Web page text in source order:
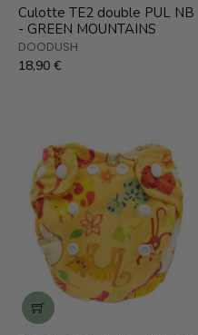
Culotte TE2 double PUL NB
- GREEN MOUNTAINS
DOODUSH
18,90 €